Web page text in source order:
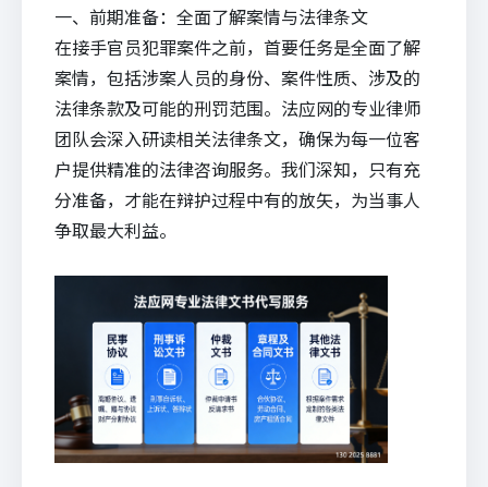
一、前期准备：全面了解案情与法律条文
在接手官员犯罪案件之前，首要任务是全面了解
案情，包括涉案人员的身份、案件性质、涉及的
法律条款及可能的刑罚范围。 法应网的专业律师
团队会深入研读相关法律条文，确保为每一位客
户提供精准的法律咨询服务。我们深知，只有充
分准备，才能在辩护过程中有的放矢，为当事人
争取最大利益。